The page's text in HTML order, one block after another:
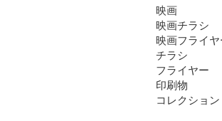
映画
映画チラシ
映画フライヤ
チラシ
フライヤー
印刷物
コレクション